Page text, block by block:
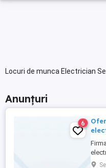
Locuri de munca Electrician
Anunțuri
6
22-